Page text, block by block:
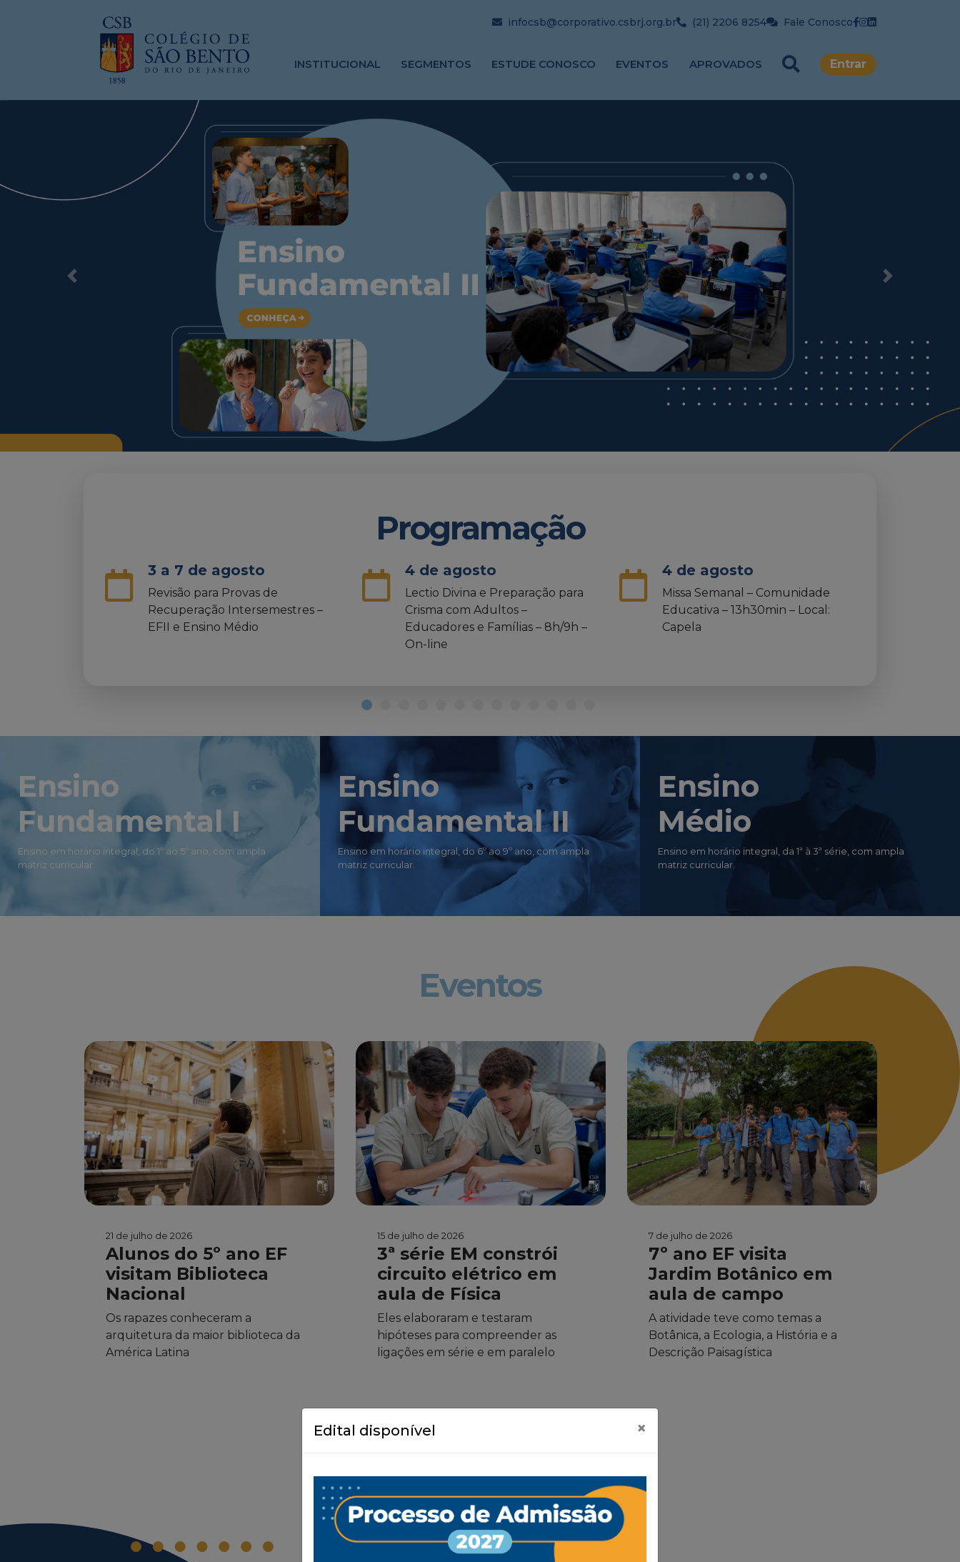
infocsb@corporativo.csbrj.org.br (21) 2206 8254 Fale Conosco
INSTITUCIONAL SEGMENTOS ESTUDE CONOSCO EVENTOS APROVADOS Entrar
Previous Next
Programação
3 a 7 de agosto
Revisão para Provas de
Recuperação Intersemestres –
EFII e Ensino Médio
4 de agosto
Lectio Divina e Preparação para
Crisma com Adultos –
Educadores e Famílias – 8h/9h –
On-line
4 de agosto
Missa Semanal – Comunidade
Educativa – 13h30min – Local:
Capela
Ensino
Fundamental I
Ensino em horário integral, do 1º ao 5º ano, com ampla
matriz curricular.
Ensino
Fundamental II
Ensino em horário integral, do 6º ao 9º ano, com ampla
matriz curricular.
Ensino
Médio
Ensino em horário integral, da 1ª à 3ª série, com ampla
matriz curricular.
Eventos
21 de julho de 2026
Alunos do 5º ano EF
visitam Biblioteca
Nacional
Os rapazes conheceram a
arquitetura da maior biblioteca da
América Latina
15 de julho de 2026
3ª série EM constrói
circuito elétrico em
aula de Física
Eles elaboraram e testaram
hipóteses para compreender as
ligações em série e em paralelo
7 de julho de 2026
7º ano EF visita
Jardim Botânico em
aula de campo
A atividade teve como temas a
Botânica, a Ecologia, a História e a
Descrição Paisagística
Edital disponível ×